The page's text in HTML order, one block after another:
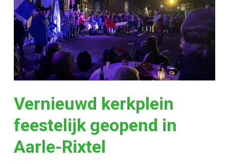
Vernieuwd kerkplein
feestelijk geopend in
Aarle-Rixtel